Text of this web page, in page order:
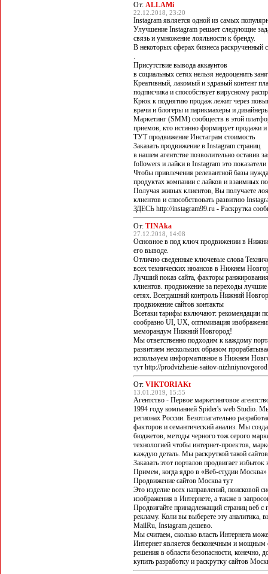
От: ALLAMi
22.12.2018, 23:20
Instagram является одной из самых
Улучшение Instagram решает следующие
связь и умножение лояльности к бренду.
В некоторых сферах бизнеса
.
Присутствие вывода аккаунтов
в социальных сетях нельзя недооценить
Креативный, лакомый и здравый контент
подписчика и способствует вирусному
Крюк к поднятию продаж лежит через
врачи и блогеры и парикмахеры и
Маркетинг (SMM) сообществ в этой
приемов, кто истинно формирует продажи
ТУТ продвижение Инстаграм стоимость
Заказать продвижение в Instagram страниц
в нашем агентстве позволительно оставив
followers и лайки в Instagram это
Чтобы привлечения релевантной базы
продуктах компании с лайков и взаимных
Получая живых клиентов, Вы получаете
клиентов и способствовать развитию
ЗДЕСЬ http://instagram99.ru - Раскрутка
От: TINAka
27.12.2018, 14:08
Основное в под ключ продвижении в
его выводе.
Отлично сведенные ключевые слова
всех технических нюансов в Нижнем
Лучший показ сайта, факторы
клиентов. продвижение за переходы
сетях. Всегдашний контроль Нижний
продвижение сайтов контакты
Всетаки тарифы включают: рекомендации
сообразно UI, UX, оптимизация
меморандум Нижний Новгород!
Мы ответственно подходим к каждому
развитием нескольких образом
используем информативное в Нижнем
тут http://prodvizhenie-saitov-
От: VIKTORIAKt
13.01.2019, 15:55
Агентство - Первое маркетинговое
1994 году компанией Spider's web Studio.
регионах России. Безотлагательно
факторов и семантический анализ. Мы
бюджетов, методы черного тож серого
технологией чтобы интернет-проектов,
каждую деталь. Мы раскруткой такой
Заказать этот порталов продвигает
Примем, когда ядро в «Веб-студии Москва»
Продвижение сайтов Москва тут
Это изделие всех направлений, поисковой
изображения в Интернете, а также в
Продвигайте принадлежащий страниц веб
рекламу. Коли вы выберете эту аналитика,
MailRu, Instagram дешево.
Мы считаем, сколько власть Интернета
Интернет является бесконечным и мощным
решения в области безопасности,
купить разработку и раскрутку сайтов